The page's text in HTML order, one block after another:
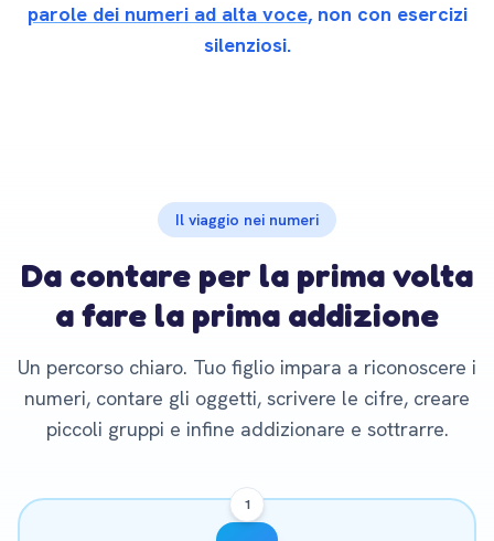
parole dei numeri ad alta voce, non con esercizi
silenziosi.
Il viaggio nei numeri
Da contare per la prima volta
a fare la prima addizione
Un percorso chiaro. Tuo figlio impara a riconoscere i
numeri, contare gli oggetti, scrivere le cifre, creare
piccoli gruppi e infine addizionare e sottrarre.
1